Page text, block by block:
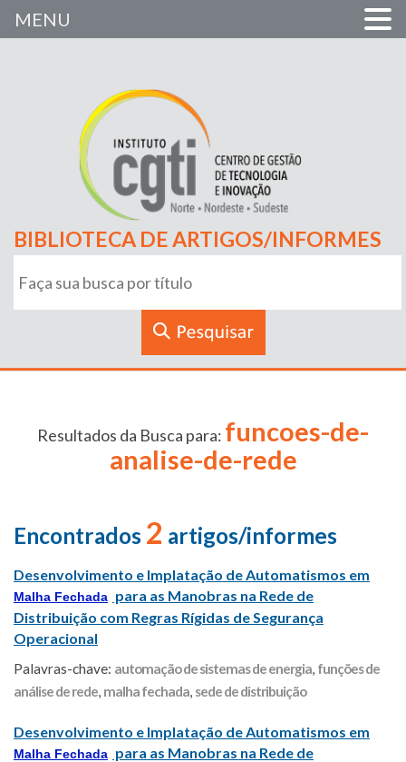
BIBLIOTECA DE ARTIGOS/INFORMES
Resultados da Busca para: funcoes-de-
analise-de-rede
Encontrados 2 artigos/informes
Desenvolvimento e Implatação de Automatismos em
Malha Fechada para as Manobras na Rede de
Distribuição com Regras Rígidas de Segurança
Operacional
Palavras-chave: automação de sistemas de energia, funções de
análise de rede, malha fechada, sede de distribuição
Desenvolvimento e Implatação de Automatismos em
Malha Fechada para as Manobras na Rede de
MENU